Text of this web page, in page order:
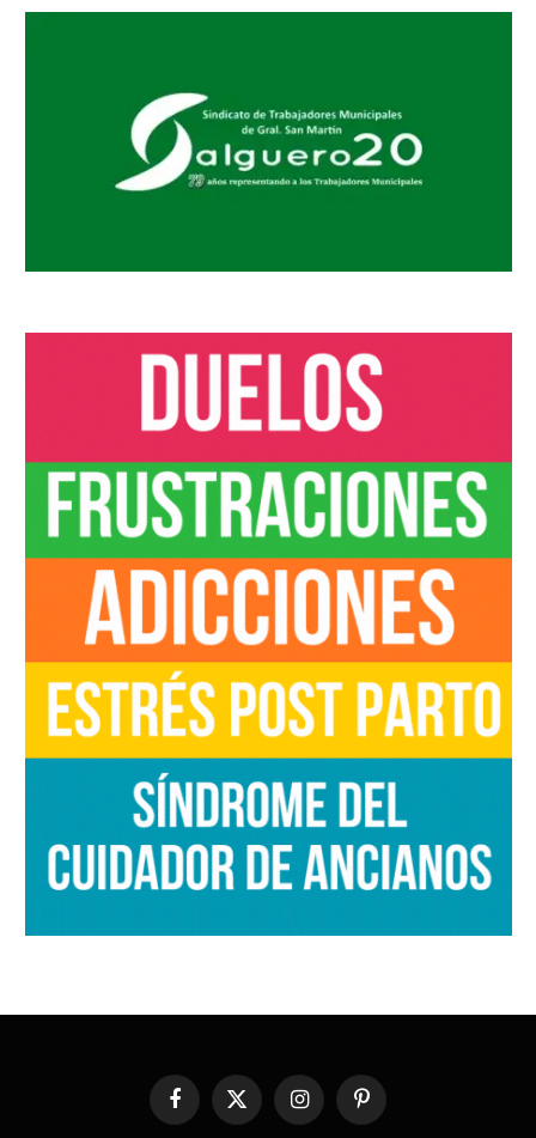
Facebook
X
InstagramPinterest